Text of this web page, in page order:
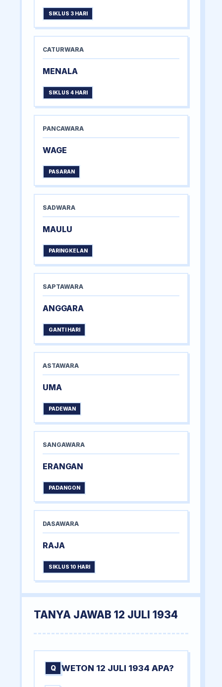
SIKLUS 3 HARI
CATURWARA
MENALA
SIKLUS 4 HARI
PANCAWARA
WAGE
PASARAN
SADWARA
MAULU
PARINGKELAN
SAPTAWARA
ANGGARA
GANTI HARI
ASTAWARA
UMA
PADEWAN
SANGAWARA
ERANGAN
PADANGON
DASAWARA
RAJA
SIKLUS 10 HARI
TANYA JAWAB 12 JULI 1934
Q WETON 12 JULI 1934 APA?